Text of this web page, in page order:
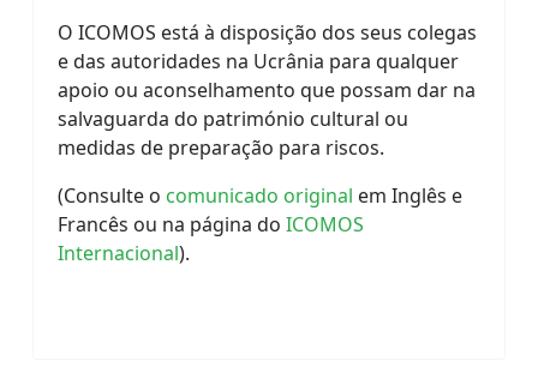
O ICOMOS está à disposição dos seus colegas
e das autoridades na Ucrânia para qualquer
apoio ou aconselhamento que possam dar na
salvaguarda do património cultural ou
medidas de preparação para riscos.
(Consulte o comunicado original em Inglês e
Francês ou na página do ICOMOS
Internacional).